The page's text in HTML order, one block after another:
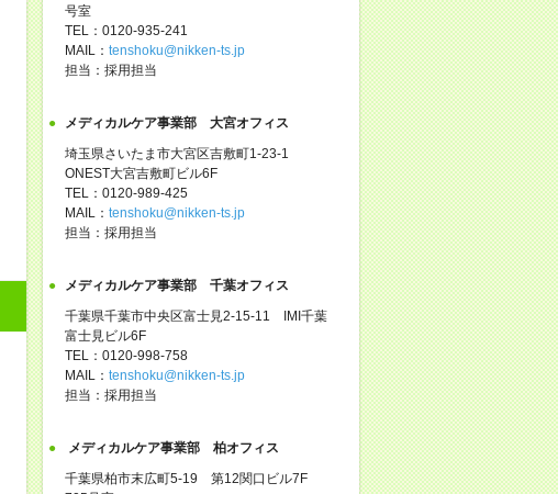
号室
TEL：0120-935-241
MAIL： tenshoku@nikken-ts.jp
担当：採用担当
メディカルケア事業部 大宮オフィス
埼玉県さいたま市大宮区吉敷町1-23-1
ONEST大宮吉敷町ビル6F
TEL：0120-989-425
MAIL： tenshoku@nikken-ts.jp
担当：採用担当
メディカルケア事業部 千葉オフィス
千葉県千葉市中央区富士見2-15-11 IMI千葉
富士見ビル6F
TEL：0120-998-758
MAIL： tenshoku@nikken-ts.jp
担当：採用担当
メディカルケア事業部 柏オフィス
千葉県柏市末広町5-19 第12関口ビル7F